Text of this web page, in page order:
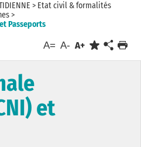
> Etat civil & formalités
>
Passeports
A= A- A+
et